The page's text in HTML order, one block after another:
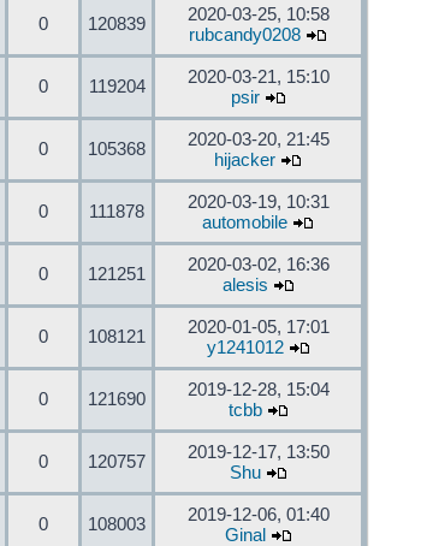
0 120839
2020-03-25, 10:58
rubcandy0208
0 119204
2020-03-21, 15:10
psir
0 105368
2020-03-20, 21:45
hijacker
0 111878
2020-03-19, 10:31
automobile
0 121251
2020-03-02, 16:36
alesis
0 108121
2020-01-05, 17:01
y1241012
0 121690
2019-12-28, 15:04
tcbb
0 120757
2019-12-17, 13:50
Shu
0 108003
2019-12-06, 01:40
Ginal